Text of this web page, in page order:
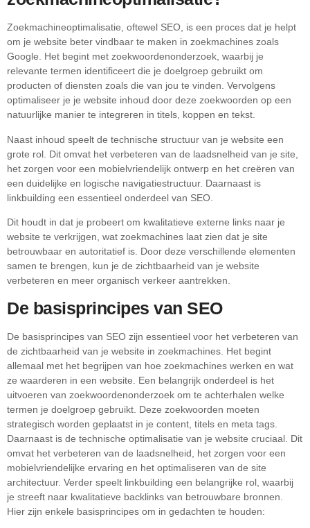
Zoekmachineoptimalisatie, oftewel SEO, is een proces dat je helpt
om je website beter vindbaar te maken in zoekmachines zoals
Google. Het begint met zoekwoordenonderzoek, waarbij je
relevante termen identificeert die je doelgroep gebruikt om
producten of diensten zoals die van jou te vinden. Vervolgens
optimaliseer je je website inhoud door deze zoekwoorden op een
natuurlijke manier te integreren in titels, koppen en tekst.
Naast inhoud speelt de technische structuur van je website een
grote rol. Dit omvat het verbeteren van de laadsnelheid van je site,
het zorgen voor een mobielvriendelijk ontwerp en het creëren van
een duidelijke en logische navigatiestructuur. Daarnaast is
linkbuilding een essentieel onderdeel van SEO.
Dit houdt in dat je probeert om kwalitatieve externe links naar je
website te verkrijgen, wat zoekmachines laat zien dat je site
betrouwbaar en autoritatief is. Door deze verschillende elementen
samen te brengen, kun je de zichtbaarheid van je website
verbeteren en meer organisch verkeer aantrekken.
De basisprincipes van SEO
De basisprincipes van SEO zijn essentieel voor het verbeteren van
de zichtbaarheid van je website in zoekmachines. Het begint
allemaal met het begrijpen van hoe zoekmachines werken en wat
ze waarderen in een website. Een belangrijk onderdeel is het
uitvoeren van zoekwoordenonderzoek om te achterhalen welke
termen je doelgroep gebruikt. Deze zoekwoorden moeten
strategisch worden geplaatst in je content, titels en meta tags.
Daarnaast is de technische optimalisatie van je website cruciaal. Dit
omvat het verbeteren van de laadsnelheid, het zorgen voor een
mobielvriendelijke ervaring en het optimaliseren van de site
architectuur. Verder speelt linkbuilding een belangrijke rol, waarbij
je streeft naar kwalitatieve backlinks van betrouwbare bronnen.
Hier zijn enkele basisprincipes om in gedachten te houden: